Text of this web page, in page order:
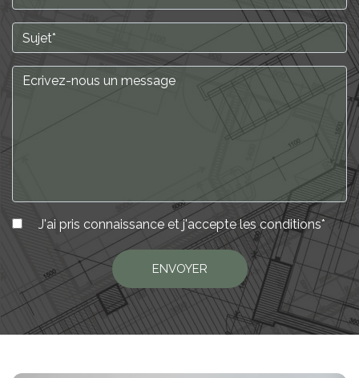
J'ai pris connaissance et j'accepte lesconditions*
ENVOYER